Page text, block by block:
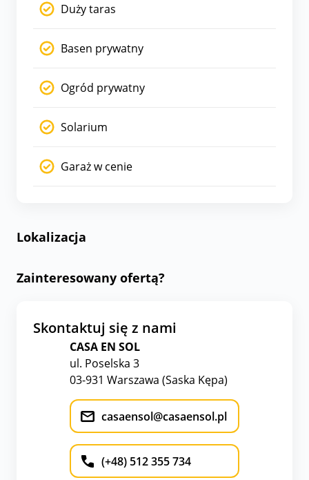
Duży taras
Basen prywatny
Ogród prywatny
Solarium
Garaż w cenie
Lokalizacja
Zainteresowany ofertą?
Skontaktuj się z nami
CASA EN SOL
ul. Poselska 3
03-931 Warszawa (Saska Kępa)
casaensol@casaensol.pl
(+48) 512 355 734